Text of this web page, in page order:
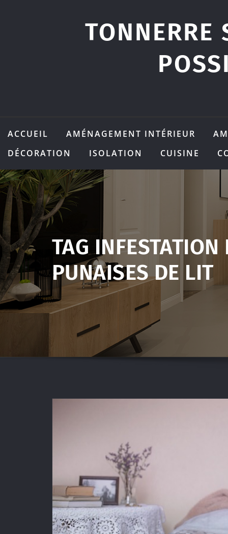
TONNERRE
ACCUEIL AMÉNAGEMENT INTÉRIEUR
DÉCORATION
ISOLATION CUISINE
TAG INFESTATION
PUNAISES DE LIT